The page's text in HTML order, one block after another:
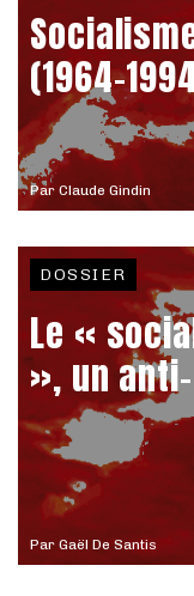
Par Claude Gindin
(1964-
Par Gaël De Santis
DOSSIER
Le «
», un